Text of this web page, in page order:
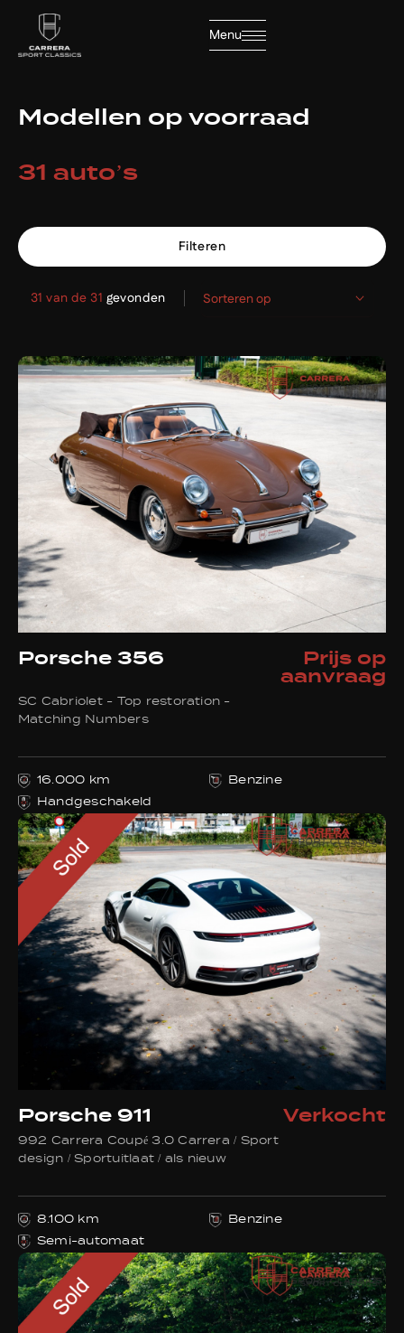
Menu
Sluiten
Over ons
Evenementen
Verkocht
Aanvraagformulier
Contact
Bel ons
E-mail ons
info@carrera-sport-classics.be
Adres
Sluizenstraat 45
2900 Schoten België
Openingstijden
Geopend op afspraak
InstagramWhatsApp
Modellen op voorraad
31 auto’s
Filteren
Filters
Model
Brandstof
Benzine 31
31 van de 31 gevonden Sorteren op
Porsche 356
Prijs op
aanvraag
SC Cabriolet - Top restoration -
Matching Numbers
16.000 km
Benzine
Handgeschakeld
Porsche 911 Verkocht
992 Carrera Coupé 3.0 Carrera / Sport
design / Sportuitlaat / als nieuw
8.100 km
Benzine
Semi-automaat